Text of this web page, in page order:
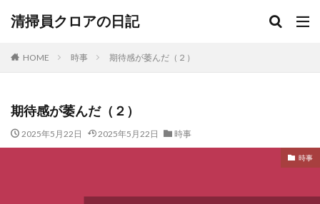
清掃員クロアの日記
HOME 時事 期待感が萎んだ（２）
期待感が萎んだ（２）
2025年5月22日 2025年5月22日 時事
時事